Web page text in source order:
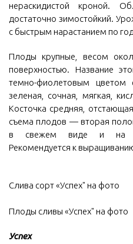
нераскидистой кроной.
достаточно зимостойкий.
с быстрым нарастанием по
Плоды крупные, весом
поверхностью. Название
темно-фиолетовым
зеленая, сочная, мягкая,
Косточка средняя,
съема плодов — вторая
в свежем виде и на
Рекомендуется к
Слива сорт «Успех" на фото
Плоды сливы «Успех" на фото
Успех